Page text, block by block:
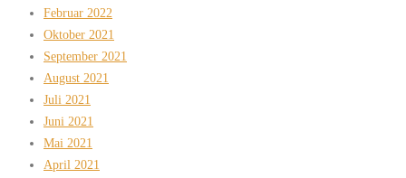
Februar 2022
Oktober 2021
September 2021
August 2021
Juli 2021
Juni 2021
Mai 2021
April 2021